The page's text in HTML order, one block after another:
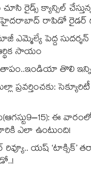
రైడ్స్ క్యాన్సిల్
హైదరాబాద్ రాపిడో
ఎమ్మెల్యే పెద్ద సుదర్శన్
సాయం
తొలి
ప్రవర్తించకు:
ఈ
ఎలా ఉంటుంది!
రివ్యూ.. యష్ ‘టాక్సిక్’